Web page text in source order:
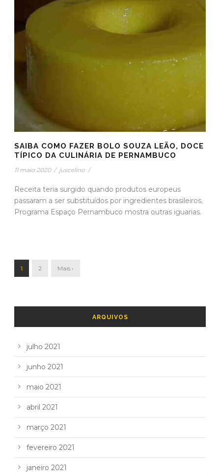
SAIBA COMO FAZER BOLO SOUZA LEÃO, DOCE
TÍPICO DA CULINÁRIA DE PERNAMBUCO
11 maio 2020 / juscelino /
Receita teria surgido quando produtos europeus
passaram a ser substituídos por ingredientes brasileiros.
Programa Espaço Pernambuco mostra outras iguarias.
1 2 Mais ›
ARQUIVOS
julho 2021
junho 2021
maio 2021
abril 2021
março 2021
fevereiro 2021
janeiro 2021